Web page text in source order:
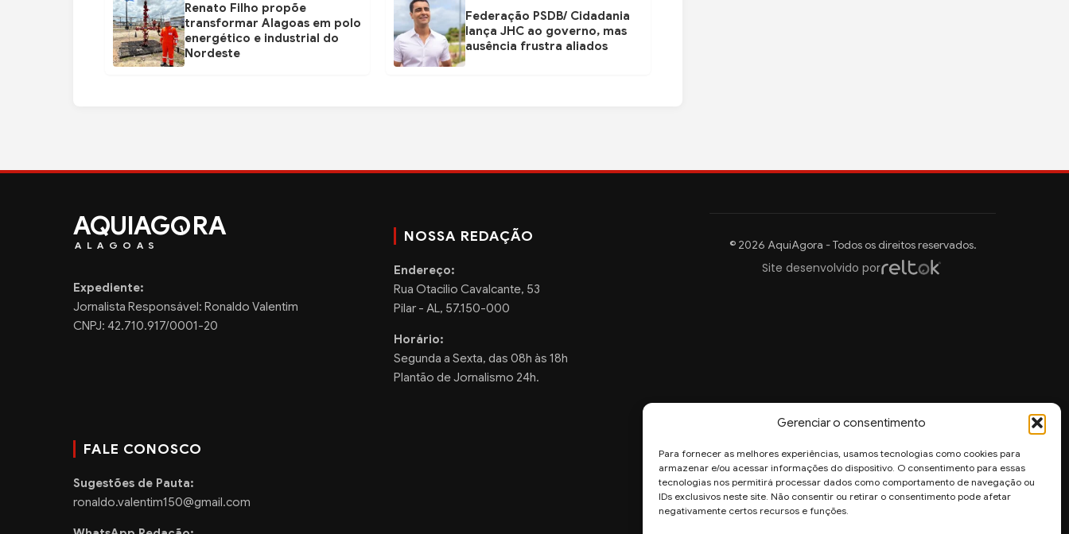
Gerenciar o consentimento
Para fornecer as melhores experiências, usamos tecnologias como cookies para
armazenar e/ou acessar informações do dispositivo. O consentimento para essas
tecnologias nos permitirá processar dados como comportamento de navegação ou
IDs exclusivos neste site. Não consentir ou retirar o consentimento pode afetar
negativamente certos recursos e funções.
Renato Filho propõe
transformar Alagoas em polo
energético e industrial do
Nordeste
Federação PSDB/ Cidadania
lança JHC ao governo, mas
ausência frustra aliados
AQUIAG RA
ALAGOAS
Expediente:
Jornalista Responsável: Ronaldo Valentim
CNPJ: 42.710.917/0001-20
NOSSA REDAÇÃO
Endereço:
Rua Otacilio Cavalcante, 53
Pilar - AL, 57.150-000
Horário:
Segunda a Sexta, das 08h às 18h
Plantão de Jornalismo 24h.
FALE CONOSCO
Sugestões de Pauta:
ronaldo.valentim150@gmail.com
© 2026 AquiAgora - Todos os direitos reservados.
Site desenvolvido por